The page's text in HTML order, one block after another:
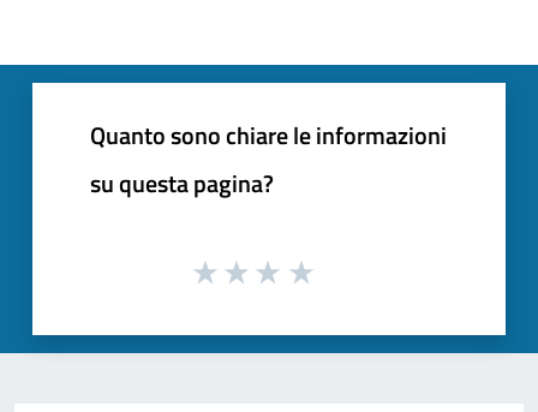
Quanto sono chiare le informazioni
su questa pagina?